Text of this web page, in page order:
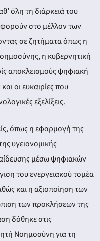
όλη τη διάρκειά του
στο μέλλον των
σε ζητήματα όπως η
η κυβερνητική
αποκλεισμούς ψηφιακή
οι ευκαιρίες που
εξελίξεις.
όπως η εφαρμογή της
υγειονομικής
μέσω ψηφιακών
του ενεργειακού τομέα
και η αξιοποίηση των
των προκλήσεων της
δόθηκε στις
Νοημοσύνη για τη